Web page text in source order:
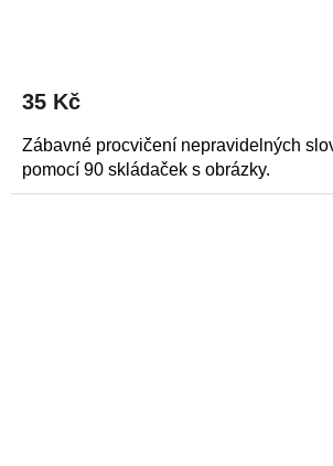
35 Kč
Zábavné procvičení nepravidelných
pomocí 90 skládaček s obrázky.